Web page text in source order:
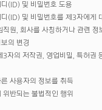
(ID) 및 비밀번호 도용
(ID) 및 비밀번호를 제3자에게
원, 회사를 사칭하거나 관련 정
의 변경
자의 저작권, 영업비밀, 특허권
사용자의 정보를 취득
반되는 불법적인 행위